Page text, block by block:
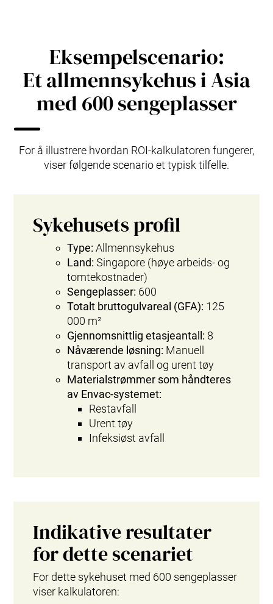
Eksempelscenario:
Et allmennsykehus i Asia
med 600 sengeplasser
For å illustrere hvordan ROI‑kalkulatoren fungerer,
viser følgende scenario et typisk tilfelle.
Sykehusets profil
Type: Allmennsykehus
Land: Singapore (høye arbeids- og
tomtekostnader)
Sengeplasser: 600
Totalt bruttogulvareal (GFA): 125
000 m²
Gjennomsnittlig etasjeantall: 8
Nåværende løsning: Manuell
transport av avfall og urent tøy
Materialstrømmer som håndteres
av Envac‑systemet:
Restavfall
Urent tøy
Infeksiøst avfall
Indikative resultater
for dette scenariet
For dette sykehuset med 600 sengeplasser
viser kalkulatoren: